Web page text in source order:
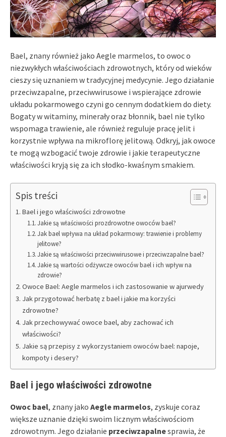
Bael, znany również jako Aegle marmelos, to owoc o
niezwykłych właściwościach zdrowotnych, który od wieków
cieszy się uznaniem w tradycyjnej medycynie. Jego działanie
przeciwzapalne, przeciwwirusowe i wspierające zdrowie
układu pokarmowego czyni go cennym dodatkiem do diety.
Bogaty w witaminy, minerały oraz błonnik, bael nie tylko
wspomaga trawienie, ale również reguluje pracę jelit i
korzystnie wpływa na mikroflorę jelitową. Odkryj, jak owoce
te mogą wzbogacić twoje zdrowie i jakie terapeutyczne
właściwości kryją się za ich słodko-kwaśnym smakiem.
Spis treści
Bael i jego właściwości zdrowotne
Jakie są właściwości prozdrowotne owoców bael?
Jak bael wpływa na układ pokarmowy: trawienie i problemy
jelitowe?
Jakie są właściwości przeciwwirusowe i przeciwzapalne bael?
Jakie są wartości odżywcze owoców bael i ich wpływ na
zdrowie?
Owoce Bael: Aegle marmelos i ich zastosowanie w ajurwedy
Jak przygotować herbatę z bael i jakie ma korzyści
zdrowotne?
Jak przechowywać owoce bael, aby zachować ich
właściwości?
Jakie są przepisy z wykorzystaniem owoców bael: napoje,
kompoty i desery?
Bael i jego właściwości zdrowotne
Owoc bael, znany jako Aegle marmelos, zyskuje coraz
większe uznanie dzięki swoim licznym właściwościom
zdrowotnym. Jego działanie przeciwzapalnesprawia, że